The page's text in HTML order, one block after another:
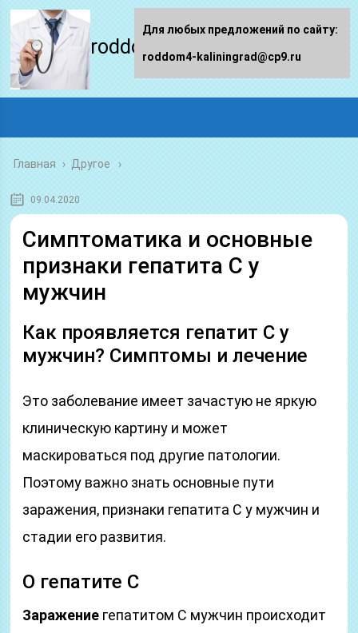
roddom4-kaliningrad.ru
Главная › Другое
09.04.2020
Симптоматика и основные
признаки гепатита С у
мужчин
Как проявляется гепатит С у
мужчин? Симптомы и лечение
Это заболевание имеет зачастую не яркую
клиническую картину и может
маскироваться под другие патологии.
Поэтому важно знать основные пути
заражения, признаки гепатита С у мужчин и
стадии его развития.
О гепатите С
Заражение гепатитом С мужчин происходит
Для любых предложений по сайту:
roddom4-kaliningrad@cp9.ru